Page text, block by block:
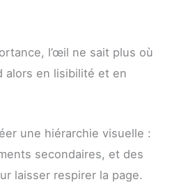
l’œil ne sait plus où
alors en lisibilité et en
une hiérarchie visuelle :
secondaires, et des
laisser respirer la page.